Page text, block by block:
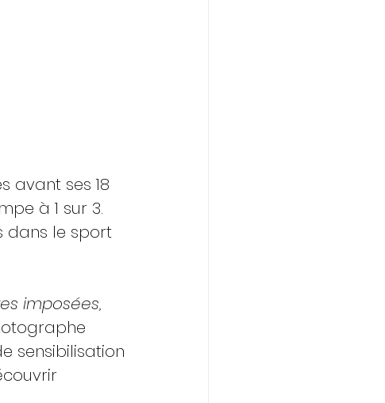
avant ses 18
à 1 sur 3.
dans le sport
imposées,
sensibilisation